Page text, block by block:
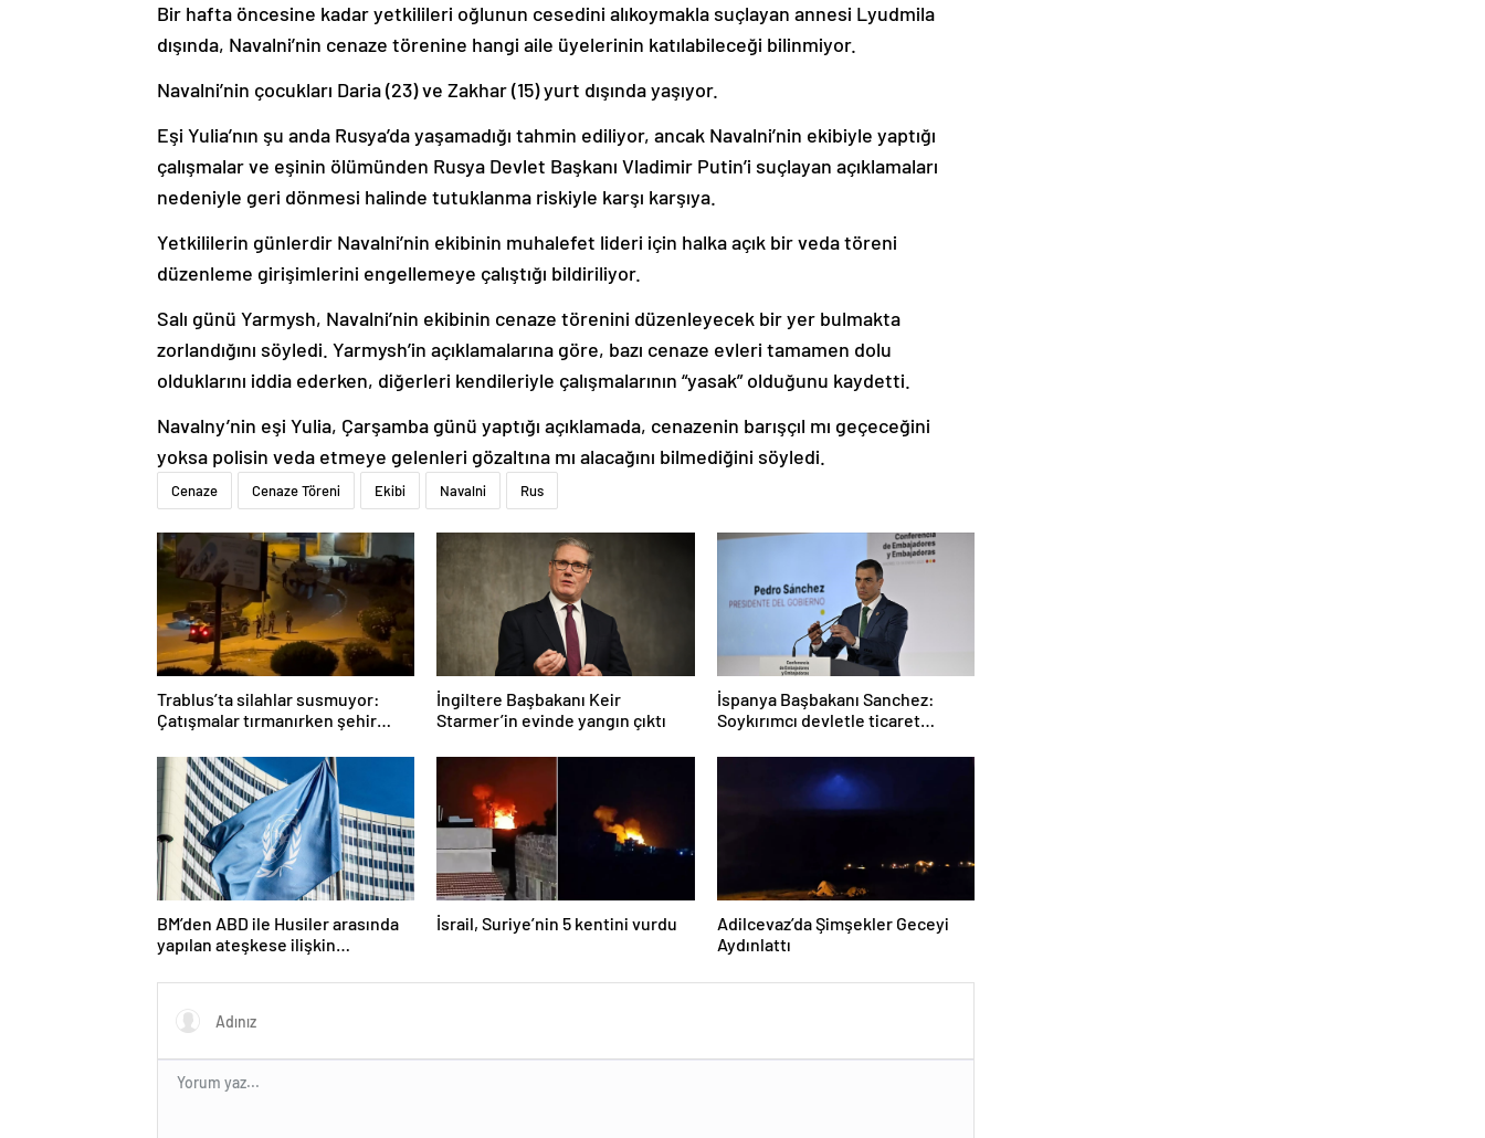
Bir hafta öncesine kadar yetkilileri oğlunun cesedini alıkoymakla suçlayan annesi Lyudmila
dışında, Navalni’nin cenaze törenine hangi aile üyelerinin katılabileceği bilinmiyor.
Navalni’nin çocukları Daria (23) ve Zakhar (15) yurt dışında yaşıyor.
Eşi Yulia’nın şu anda Rusya’da yaşamadığı tahmin ediliyor, ancak Navalni’nin ekibiyle yaptığı
çalışmalar ve eşinin ölümünden Rusya Devlet Başkanı Vladimir Putin’i suçlayan açıklamaları
nedeniyle geri dönmesi halinde tutuklanma riskiyle karşı karşıya.
Yetkililerin günlerdir Navalni’nin ekibinin muhalefet lideri için halka açık bir veda töreni
düzenleme girişimlerini engellemeye çalıştığı bildiriliyor.
Salı günü Yarmysh, Navalni’nin ekibinin cenaze törenini düzenleyecek bir yer bulmakta
zorlandığını söyledi. Yarmysh’in açıklamalarına göre, bazı cenaze evleri tamamen dolu
olduklarını iddia ederken, diğerleri kendileriyle çalışmalarının “yasak” olduğunu kaydetti.
Navalny’nin eşi Yulia, Çarşamba günü yaptığı açıklamada, cenazenin barışçıl mı geçeceğini
yoksa polisin veda etmeye gelenleri gözaltına mı alacağını bilmediğini söyledi.
Cenaze Cenaze Töreni Ekibi Navalni Rus
Trablus’ta silahlar susmuyor:
Çatışmalar tırmanırken şehir
İngiltere Başbakanı Keir
Starmer’in evinde yangın çıktı
İspanya Başbakanı Sanchez:
Soykırımcı devletle ticaret
BM’den ABD ile Husiler arasında
yapılan ateşkese ilişkin
İsrail, Suriye’nin 5 kentini vurdu
Adilcevaz’da Şimşekler Geceyi
Aydınlattı